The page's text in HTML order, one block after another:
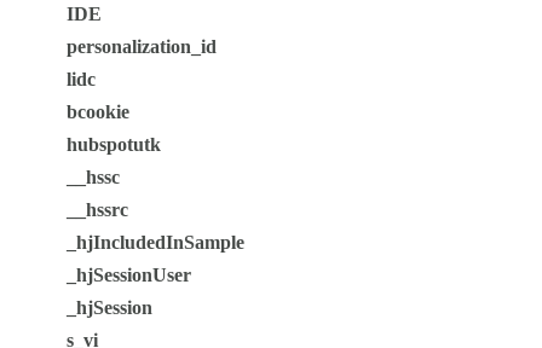
IDE
personalization_id
lidc
bcookie
hubspotutk
__hssc
__hssrc
_hjIncludedInSample
_hjSessionUser
_hjSession
s_vi